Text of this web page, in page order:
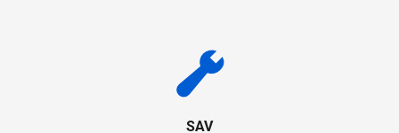
SAV